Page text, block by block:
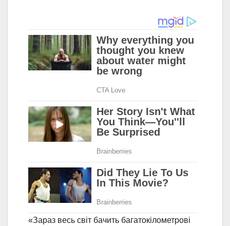
«Зараз весь світ бачить багатокілометрові